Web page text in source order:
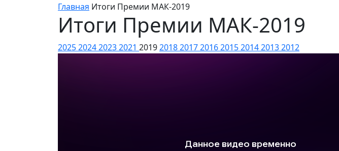
Главная Итоги Премии МАК-2019
Итоги Премии МАК-2019
2025202420232021 20192018201720162015201420132012